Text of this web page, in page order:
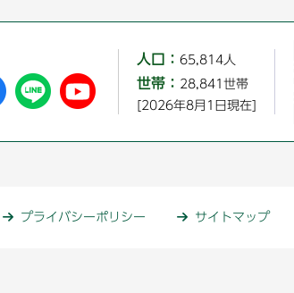
人口： 65,814人
世帯： 28,841世帯
[2026年8月1日現在]
プライバシーポリシー サイトマップ